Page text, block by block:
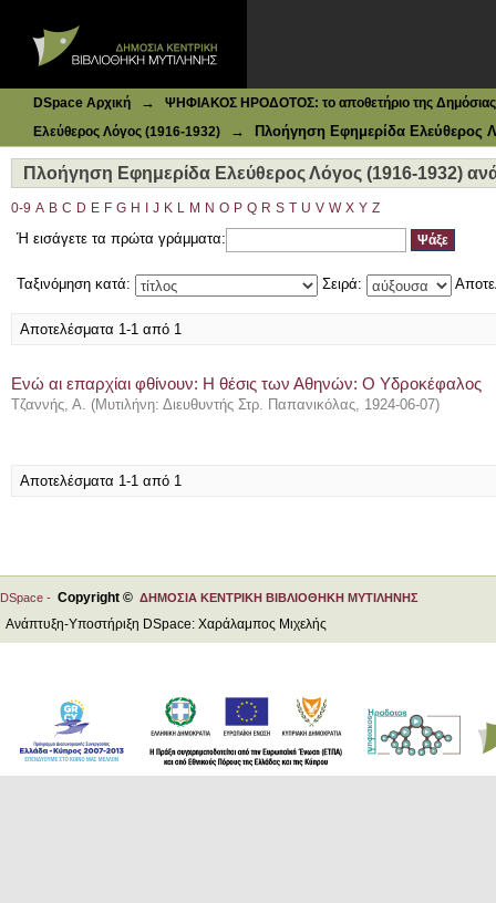
DSpace Αρχική →
ΨΗΦΙΑΚΟΣ ΗΡΟΔΟΤΟΣ: το αποθετήριο της Δημόσιας
Ελεύθερος Λόγος (1916-1932)
→ Πλοήγηση Εφημερίδα Ελεύθερος
Πλοήγηση Εφημερίδα Ελεύθερος Λόγος (1916-1932)
0-9 A B C D E F G H J K L M N O P Q R S T U V W X Y Z
Ή εισάγετε τα πρώτα γράμματα:
Ταξινόμηση κατά: Σειρά:
Αποτελέσματα 1-1 από 1
Ενώ αι επαρχίαι φθίνουν: Η θέσις των Αθηνών: Ο Υδροκέφαλος
Τζαννής, Α. (Μυτιλήνη: Διευθυντής Στρ. Παπανικόλας, 1924-06-07)
Αποτελέσματα 1-1 από 1
DSpace - Copyright © ΔΗΜΟΣΙΑ ΚΕΝΤΡΙΚΗ ΒΙΒΛΙΟΘΗΚΗ ΜΥΤΙΛΗΝΗΣ
Ανάπτυξη-Υποστήριξη DSpace: Χαράλαμπος Μιχελής